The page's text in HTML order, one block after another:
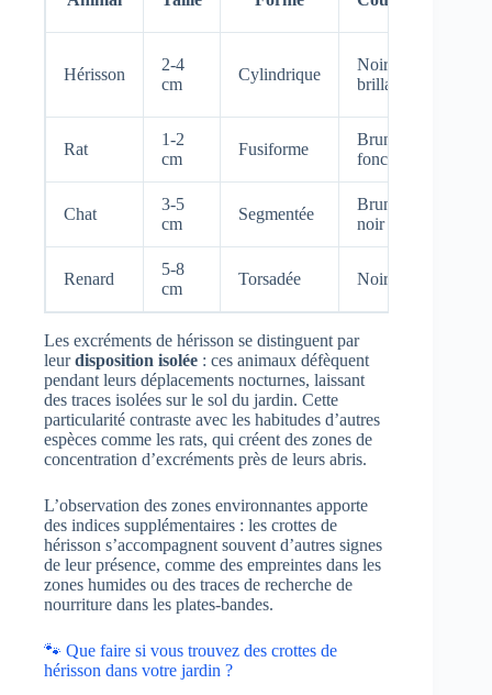
Hérisson
2-4
cm
Cylindrique
Noir
brillant
Rat
1-2
cm
Fusiforme
Brun
foncé
Chat
3-5
cm
Segmentée
Brun-
noir
Renard
5-8
cm
Torsadée Noir
Les excréments de hérisson se distinguent par
leurdisposition isolée : ces animaux défèquent
pendant leurs déplacements nocturnes, laissant
des traces isolées sur le sol du jardin. Cette
particularité contraste avec les habitudes d’autres
espèces comme les rats, qui créent des zones de
concentration d’excréments près de leurs abris.
L’observation des zones environnantes apporte
des indices supplémentaires : les crottes de
hérisson s’accompagnent souvent d’autres signes
de leur présence, comme des empreintes dans les
zones humides ou des traces de recherche de
nourriture dans les plates-bandes.
🐾 Que faire si vous trouvez des crottes de
hérisson dans votre jardin ?